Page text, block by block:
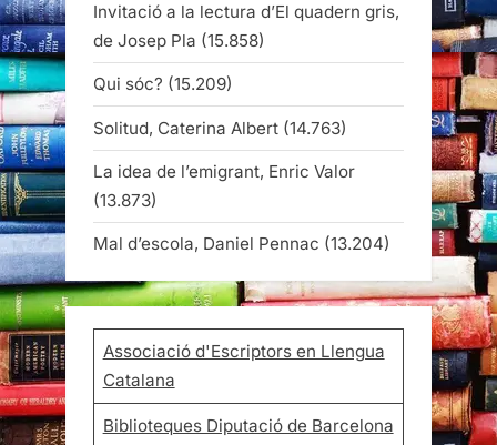
Invitació a la lectura d’El quadern gris,
de Josep Pla (15.858)
Qui sóc? (15.209)
Solitud, Caterina Albert (14.763)
La idea de l’emigrant, Enric Valor
(13.873)
Mal d’escola, Daniel Pennac (13.204)
Associació d'Escriptors en Llengua
Catalana
Biblioteques Diputació de Barcelona